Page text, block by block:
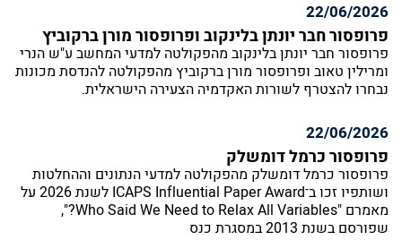
22/06/2026
פרופסור חבר יונתן בלינקוב ופרופסור מורן ברקוביץ
פרופסור חבר יונתן בלינקוב מהפקולטה למדעי המחשב ע"ש הנרי
ומרילין טאוב ופרופסור מורן ברקוביץ מהפקולטה להנדסת מכונות
נבחרו להצטרף לשורות האקדמיה הצעירה הישראלית.
22/06/2026
פרופסור כרמל דומשלק
פרופסור כרמל דומשלק מהפקולטה למדעי הנתונים וההחלטות
ושותפיו זכו ב־ICAPS Influential Paper Award לשנת 2026 על
מאמרם "Who Said We Need to Relax All Variables?",
שפורסם בשנת 2013 במסגרת כנס